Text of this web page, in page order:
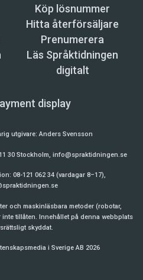
Köp lösnummer
Hitta återförsäljare
Prenumerera
Läs Språktidningen
digitalt
utgivare:Anders Svensson
30 Stockholm, info@spraktidningen.se
08-121 062 34 (vardagar 8–17),
och maskinläsbara metoder (robotar,
tillåten. Innehållet på denna webbplats
skyddat.
i Sverige AB 2026